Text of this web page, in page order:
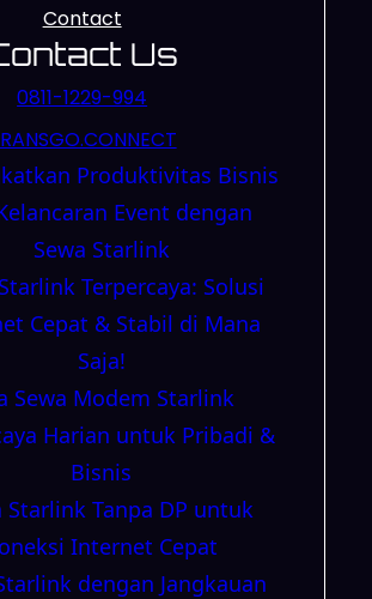
Contact
Us
0811-1229-994
Produktivitas Bisnis
Event dengan
Sewa Starlink
Terpercaya: Solusi
Cepat & Stabil di Mana
Saja!
Sewa Modem Starlink
Harian untuk Pribadi &
Bisnis
Starlink Tanpa DP untuk
Internet Cepat
dengan Jangkauan